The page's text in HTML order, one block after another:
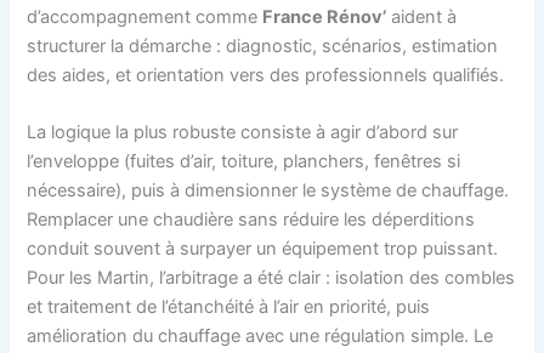
d’accompagnement comme France Rénov’ aident à
structurer la démarche : diagnostic, scénarios, estimation
des aides, et orientation vers des professionnels qualifiés.
La logique la plus robuste consiste à agir d’abord sur
l’enveloppe (fuites d’air, toiture, planchers, fenêtres si
nécessaire), puis à dimensionner le système de chauffage.
Remplacer une chaudière sans réduire les déperditions
conduit souvent à surpayer un équipement trop puissant.
Pour les Martin, l’arbitrage a été clair : isolation des combles
et traitement de l’étanchéité à l’air en priorité, puis
amélioration du chauffage avec une régulation simple. Le